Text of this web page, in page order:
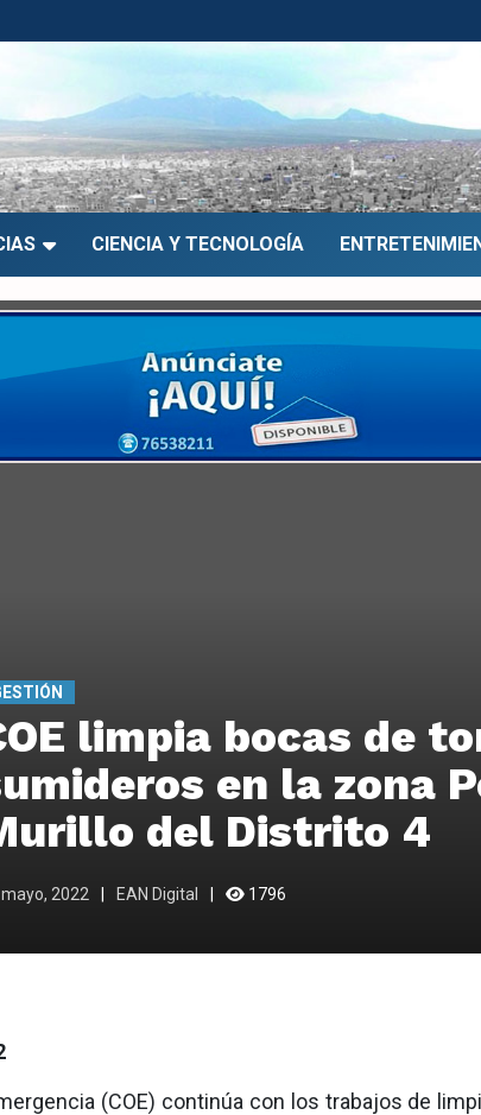
CIENCIA Y TECNOLOGÍA
limpia bocas de
en la zona
del Distrito 4
2022 EAN Digital 1796
(COE) continúa con los trabajos de